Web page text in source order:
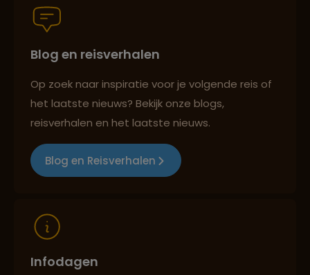
Best beoordeelde reisroutes
Reizen met oog voor mens, cultuur en milieu
Blog en reisverhalen
Op zoek naar inspiratie voor je volgende reis of
het laatste nieuws? Bekijk onze blogs,
reisverhalen en het laatste nieuws.
Blog en Reisverhalen
Infodagen